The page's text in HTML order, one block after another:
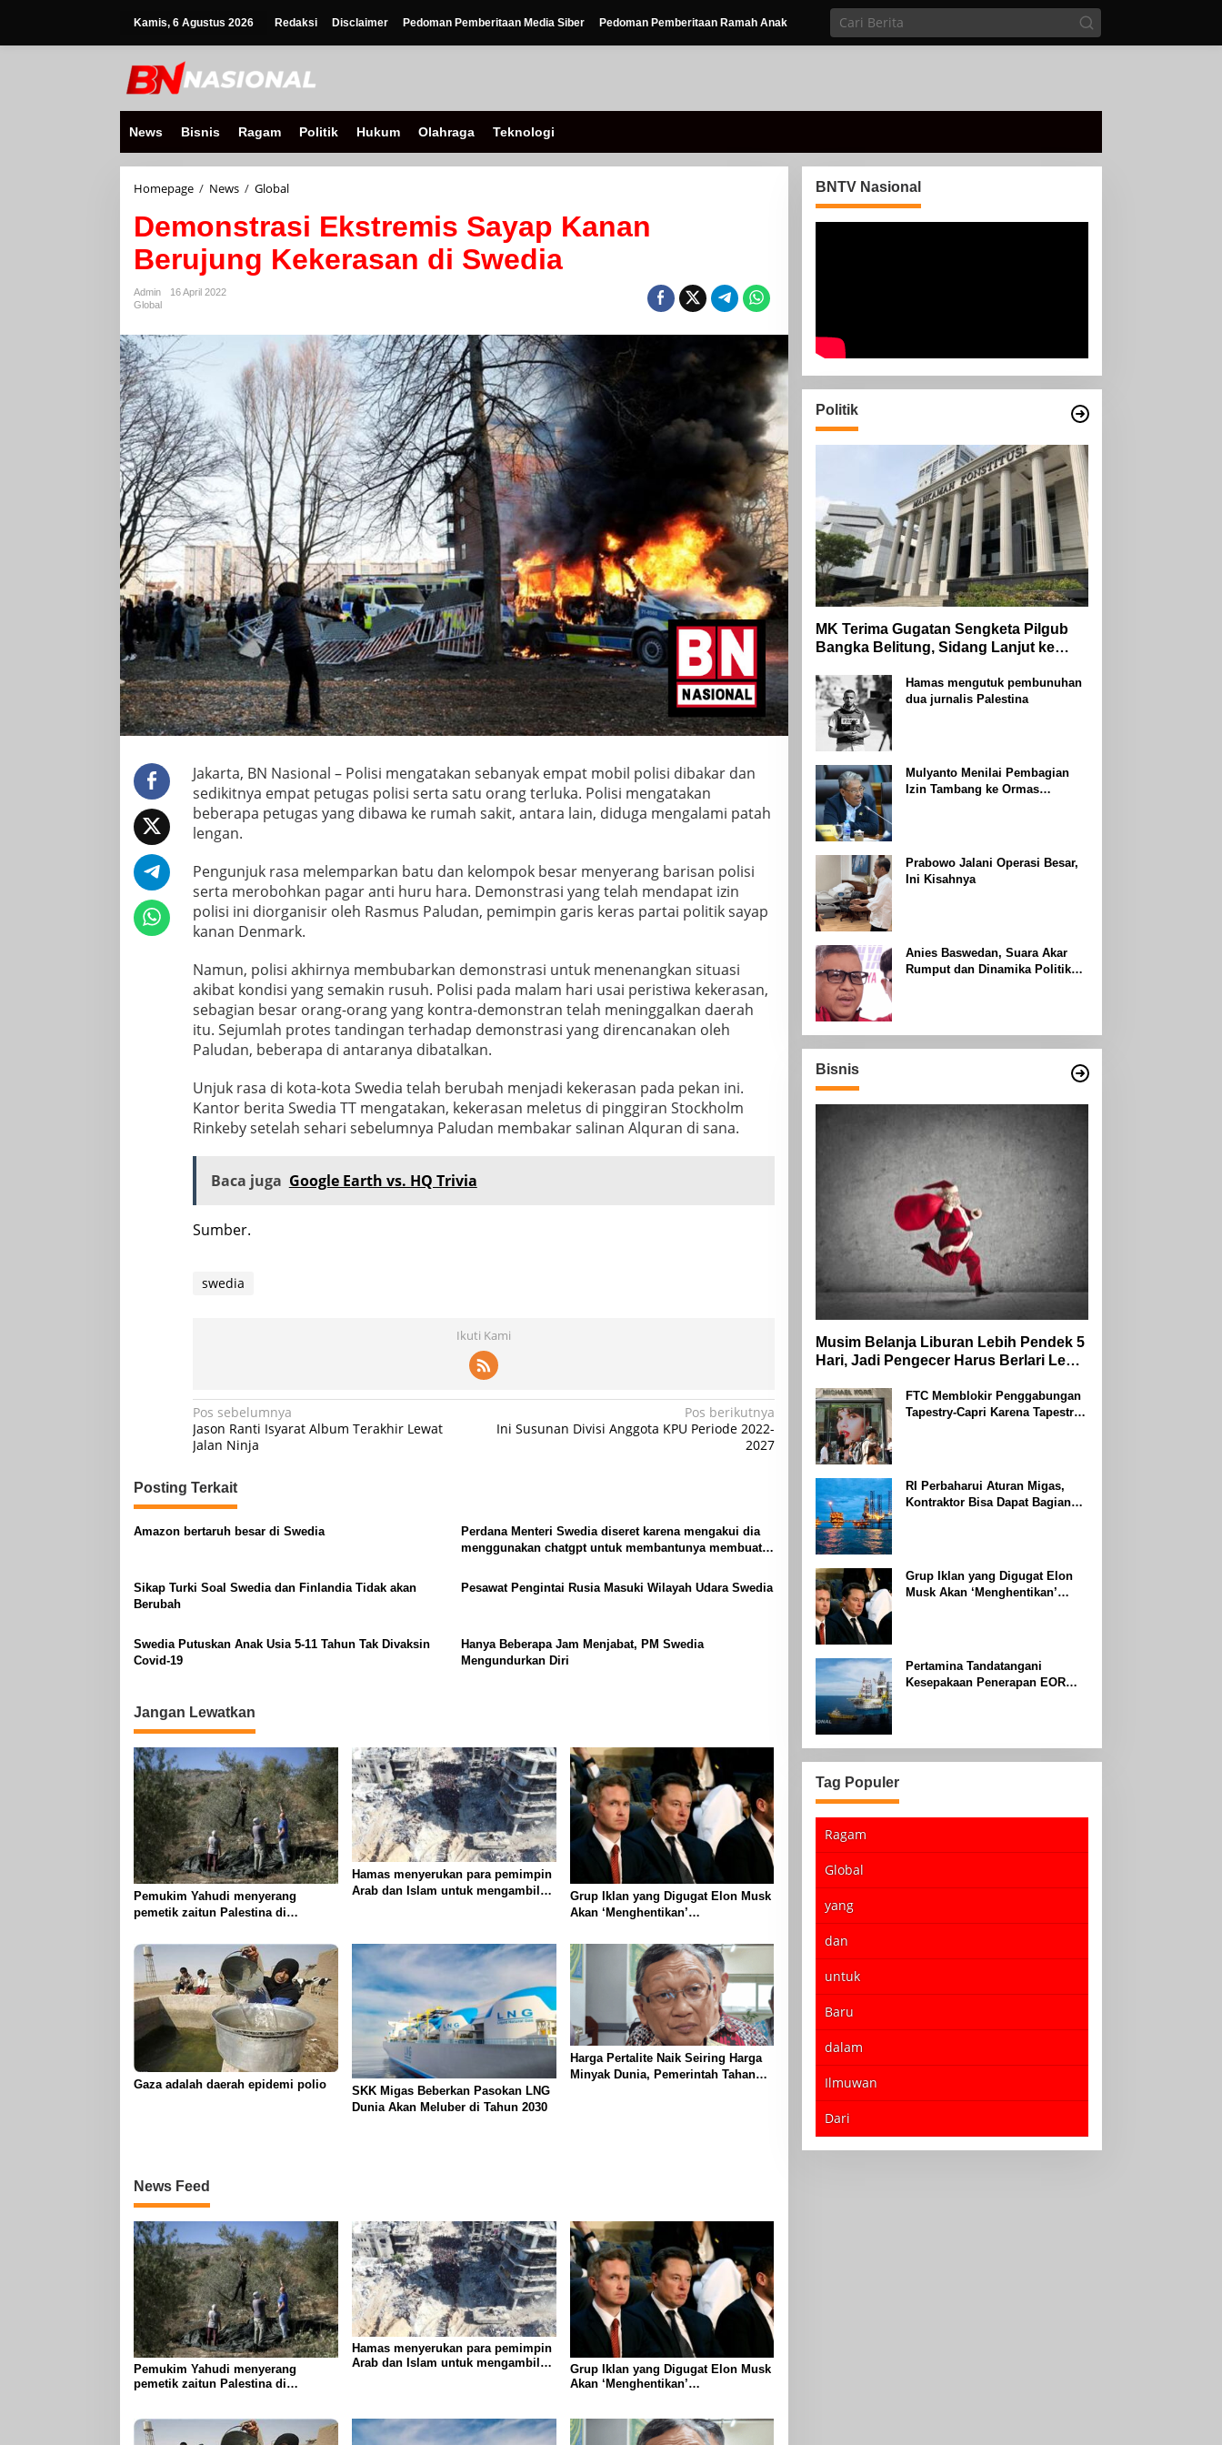
Kamis, 6 Agustus 2026 Redaksi Disclaimer Pedoman Pemberitaan Media Siber Pedoman Pemberitaan Ramah Anak
News Bisnis Ragam Politik Hukum Olahraga Teknologi
Homepage / News / GlobalDemonstrasi
Sayap
Kanan
Berujung
Kekerasan
Demonstrasi Ekstremis Sayap Kanan
Berujung Kekerasan di Swedia
Admin
16 April 2022
Global
Jakarta, BN Nasional – Polisi mengatakan sebanyak empat mobil polisi dibakar dan
sedikitnya empat petugas polisi serta satu orang terluka. Polisi mengatakan
beberapa petugas yang dibawa ke rumah sakit, antara lain, diduga mengalami patah
lengan.
Pengunjuk rasa melemparkan batu dan kelompok besar menyerang barisan polisi
serta merobohkan pagar anti huru hara. Demonstrasi yang telah mendapat izin
polisi ini diorganisir oleh Rasmus Paludan, pemimpin garis keras partai politik sayap
kanan Denmark.
Namun, polisi akhirnya membubarkan demonstrasi untuk menenangkan situasi
akibat kondisi yang semakin rusuh. Polisi pada malam hari usai peristiwa kekerasan,
sebagian besar orang-orang yang kontra-demonstran telah meninggalkan daerah
itu. Sejumlah protes tandingan terhadap demonstrasi yang direncanakan oleh
Paludan, beberapa di antaranya dibatalkan.
Unjuk rasa di kota-kota Swedia telah berubah menjadi kekerasan pada pekan ini.
Kantor berita Swedia TT mengatakan, kekerasan meletus di pinggiran Stockholm
Rinkeby setelah sehari sebelumnya Paludan membakar salinan Alquran di sana.
Baca juga Google Earth vs. HQ Trivia
Sumber.
swedia
Ikuti Kami
Navigasi
pos
Pos sebelumnya
Jason Ranti Isyarat Album Terakhir Lewat
Jalan Ninja
Pos berikutnya
Ini Susunan Divisi Anggota KPU Periode 2022-
2027
Posting Terkait
Amazon bertaruh besar di Swedia
Perdana Menteri Swedia diseret karena mengakui dia
menggunakan chatgpt untuk membantunya membuat
Sikap Turki Soal Swedia dan Finlandia Tidak akan
Berubah
Pesawat Pengintai Rusia Masuki Wilayah Udara Swedia
Swedia Putuskan Anak Usia 5-11 Tahun Tak Divaksin
Covid-19
Hanya Beberapa Jam Menjabat, PM Swedia
Mengundurkan Diri
Jangan Lewatkan
Pemukim Yahudi menyerang
pemetik zaitun Palestina di
Hamas menyerukan para pemimpin
Arab dan Islam untuk mengambil
Grup Iklan yang Digugat Elon Musk
Akan ‘Menghentikan’
Gaza adalah daerah epidemi polio
SKK Migas Beberkan Pasokan LNG
Dunia Akan Meluber di Tahun 2030
Harga Pertalite Naik Seiring Harga
Minyak Dunia, Pemerintah Tahan
News Feed
Pemukim Yahudi menyerang
pemetik zaitun Palestina di
Hamas menyerukan para pemimpin
Arab dan Islam untuk mengambil
Grup Iklan yang Digugat Elon Musk
Akan ‘Menghentikan’
BNTV Nasional
Politik
MK Terima Gugatan Sengketa Pilgub
Bangka Belitung, Sidang Lanjut ke
Hamas mengutuk pembunuhan
dua jurnalis Palestina
Mulyanto Menilai Pembagian
Izin Tambang ke Ormas
Prabowo Jalani Operasi Besar,
Ini Kisahnya
Anies Baswedan, Suara Akar
Rumput dan Dinamika Politik
Bisnis
Musim Belanja Liburan Lebih Pendek 5
Hari, Jadi Pengecer Harus Berlari Lebih
FTC Memblokir Penggabungan
Tapestry-Capri Karena Tapestry
RI Perbaharui Aturan Migas,
Kontraktor Bisa Dapat Bagian
Grup Iklan yang Digugat Elon
Musk Akan ‘Menghentikan’
Pertamina Tandatangani
Kesepakaan Penerapan EOR
Tag Populer
Ragam
Global
yang
dan
untuk
Baru
dalam
Ilmuwan
Dari